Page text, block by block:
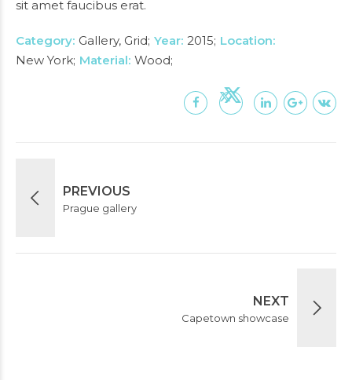
sit amet faucibus erat.
Category Gallery, Grid Year 2015 Location
New York Material Wood
PREVIOUS
Prague gallery
NEXT
Capetown showcase